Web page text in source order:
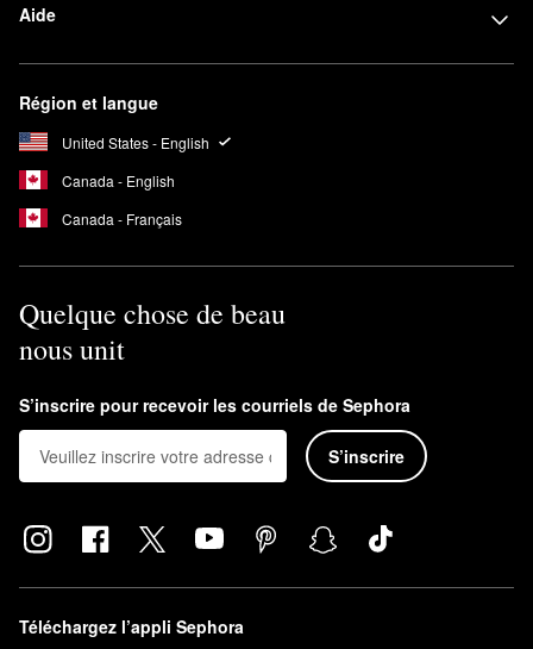
Aide
Région et langue
United States - English
Canada - English
Canada - Français
Quelque chose de beau
nous unit
S’inscrire pour recevoir les courriels de Sephora
S’inscrire
Téléchargez l’appli Sephora